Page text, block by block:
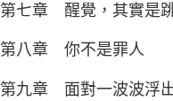
第七章 醒覺，其實是
第八章 你不是罪人
第九章 面對一波波浮